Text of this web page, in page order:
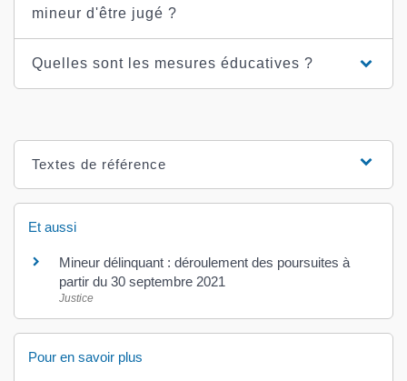
mineur d'être jugé ?
Quelles sont les mesures éducatives ?
Textes de référence
Et aussi
Mineur délinquant : déroulement des poursuites à
partir du 30 septembre 2021
Justice
Pour en savoir plus